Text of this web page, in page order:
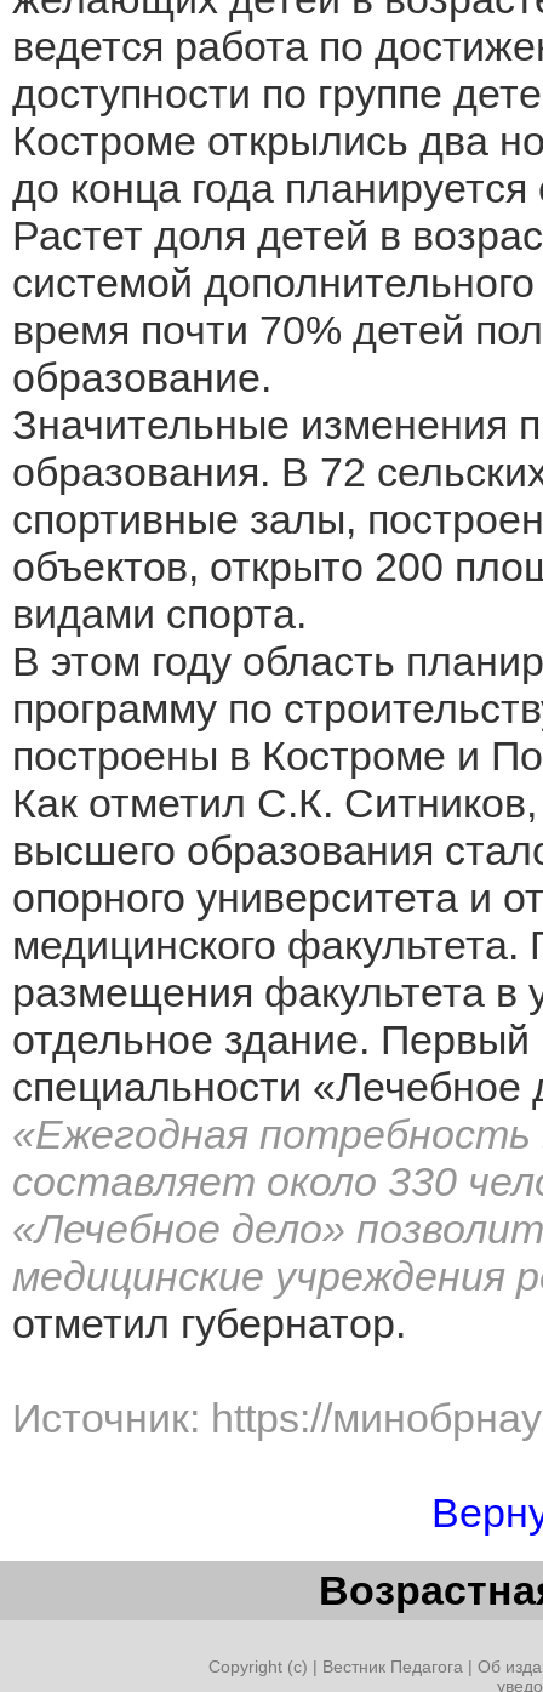
ведется работа по
доступности по группе
Костроме открылись два
до конца года
Растет доля детей в
системой
время почти 70% детей
образование.
Значительные изменения
образования. В 72
спортивные залы,
объектов, открыто 200
видами спорта.
В этом году область
программу по
построены в Костроме и
Как отметил С.К.
высшего образования
опорного университета и
медицинского
размещения факультета в
отдельное здание. Первый
специальности «Лечебное
«Ежегодная потребность
составляет около 330
«Лечебное дело»
медицинские учреждения
отметил губернатор.
Источник: https://
Copyright (c) | Вестник Педагога | Об